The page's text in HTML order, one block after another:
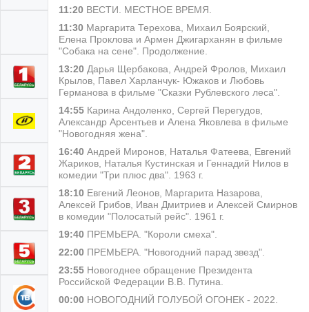
11:20 ВЕСТИ. МЕСТНОЕ ВРЕМЯ.
11:30 Маргарита Терехова, Михаил Боярский,
Елена Проклова и Армен Джигарханян в фильме
"Собака на сене". Продолжение.
13:20 Дарья Щербакова, Андрей Фролов, Михаил
Крылов, Павел Харланчук- Южаков и Любовь
Германова в фильме "Сказки Рублевского леса".
14:55 Карина Андоленко, Сергей Перегудов,
Александр Арсентьев и Алена Яковлева в фильме
"Новогодняя жена".
16:40 Андрей Миронов, Наталья Фатеева, Евгений
Жариков, Наталья Кустинская и Геннадий Нилов в
комедии "Три плюс два". 1963 г.
18:10 Евгений Леонов, Маргарита Назарова,
Алексей Грибов, Иван Дмитриев и Алексей Смирнов
в комедии "Полосатый рейс". 1961 г.
19:40 ПРЕМЬЕРА. "Короли смеха".
22:00 ПРЕМЬЕРА. "Новогодний парад звезд".
23:55 Новогоднее обращение Президента
Российской Федерации В.В. Путина.
00:00 НОВОГОДНИЙ ГОЛУБОЙ ОГОНЕК - 2022.